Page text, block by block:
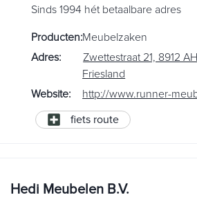
Sinds 1994 hét betaalbare adres
Producten:Meubelzaken
Adres:
Zwettestraat 21, 8912
Friesland
Website: http://www.runner-
fiets route
Hedi Meubelen B.V.